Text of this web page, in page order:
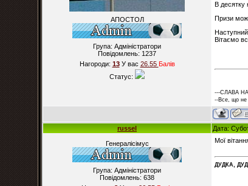
АПОСТОЛ
Група: Адміністратори
Повідомлень: 1237
Нагороди: 13У вас 26.55 Балiв
Статус:
В
Призи
Наступний
Вітаємо
---СЛАВА
--Все, що не
russel Дата:
Генералісімус
Група: Адміністратори
Повідомлень: 638
Мої
ДУДКА,